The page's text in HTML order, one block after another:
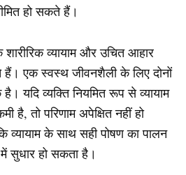
हो सकते हैं।
व्यायाम और उचित आहार
एक स्वस्थ जीवनशैली के लिए दोनों
यदि व्यक्ति नियमित रूप से व्यायाम
है, तो परिणाम अपेक्षित नहीं हो
व्यायाम के साथ सही पोषण का पालन
सुधार हो सकता है।